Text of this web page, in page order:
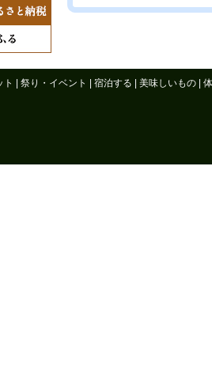
ト 祭り・イベント 宿泊する 美味しいもの